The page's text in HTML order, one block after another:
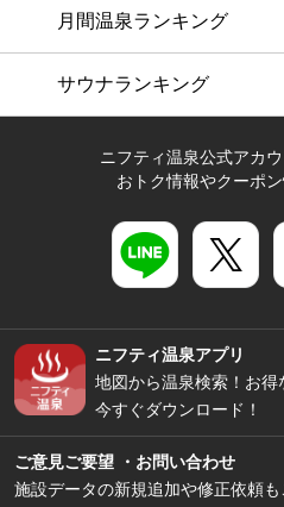
月間温泉ランキング
サウナランキング
ニフティ温泉公式アカ
おトク情報やクーポ
ニフティ温泉アプリ
地図から温泉検索！お得
今すぐダウンロード！
ご意見ご要望 ・お問い合わせ
施設データの新規追加や修正依頼も